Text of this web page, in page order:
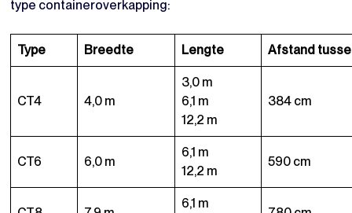
type containeroverkapping:
Type Breedte Lengte Afstand
CT4 4,0 m
3,0 m
6,1 m
12,2 m
384 cm
CT6 6,0 m
6,1 m
12,2 m
590 cm
6,1 m